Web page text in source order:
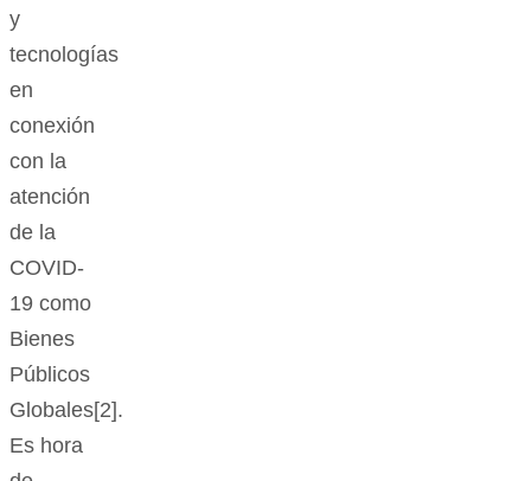
y
tecnologías
en
conexión
con la
atención
de la
COVID-
19 como
Bienes
Públicos
Globales[2].
Es hora